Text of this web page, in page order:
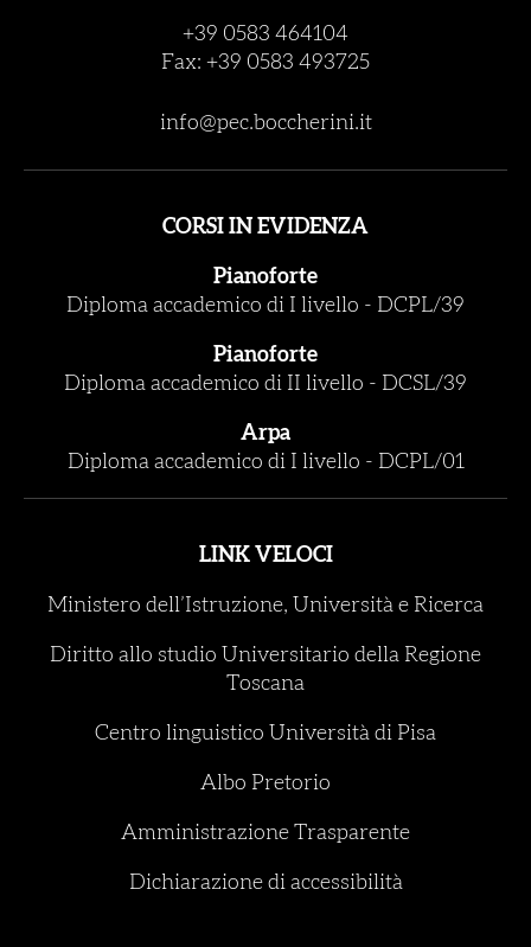
+39 0583 464104
Fax: +39 0583 493725
info@pec.boccherini.it
CORSI IN EVIDENZA
Pianoforte
Diploma accademico di I livello - DCPL/39
Pianoforte
Diploma accademico di II livello - DCSL/39
Arpa
Diploma accademico di I livello - DCPL/01
LINK VELOCI
Ministero dell’Istruzione, Università e Ricerca
Diritto allo studio Universitario della Regione
Toscana
Centro linguistico Università di Pisa
Albo Pretorio
Amministrazione Trasparente
Dichiarazione di accessibilità